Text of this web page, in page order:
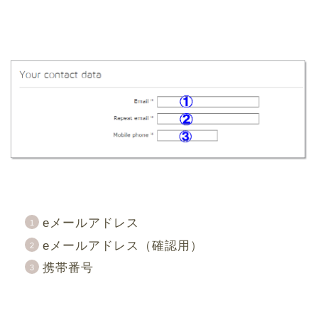
eメールアドレス
eメールアドレス（確認用）
携帯番号